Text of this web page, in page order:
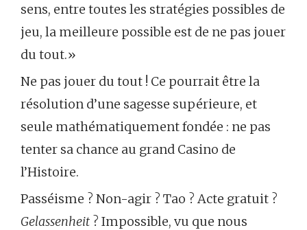
sens, entre toutes les stratégies possibles de
jeu, la meilleure possible est de ne pas jouer
du tout.»
Ne pas jouer du tout ! Ce pourrait être la
résolution d’une sagesse supérieure, et
seule mathématiquement fondée : ne pas
tenter sa chance au grand Casino de
l’Histoire.
Passéisme ? Non-agir ? Tao ? Acte gratuit ?
Gelassenheit ? Impossible, vu que nous